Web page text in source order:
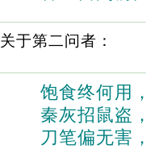
关于第二问者：
饱食终何用
秦灰招鼠盗
刀笔偏无害